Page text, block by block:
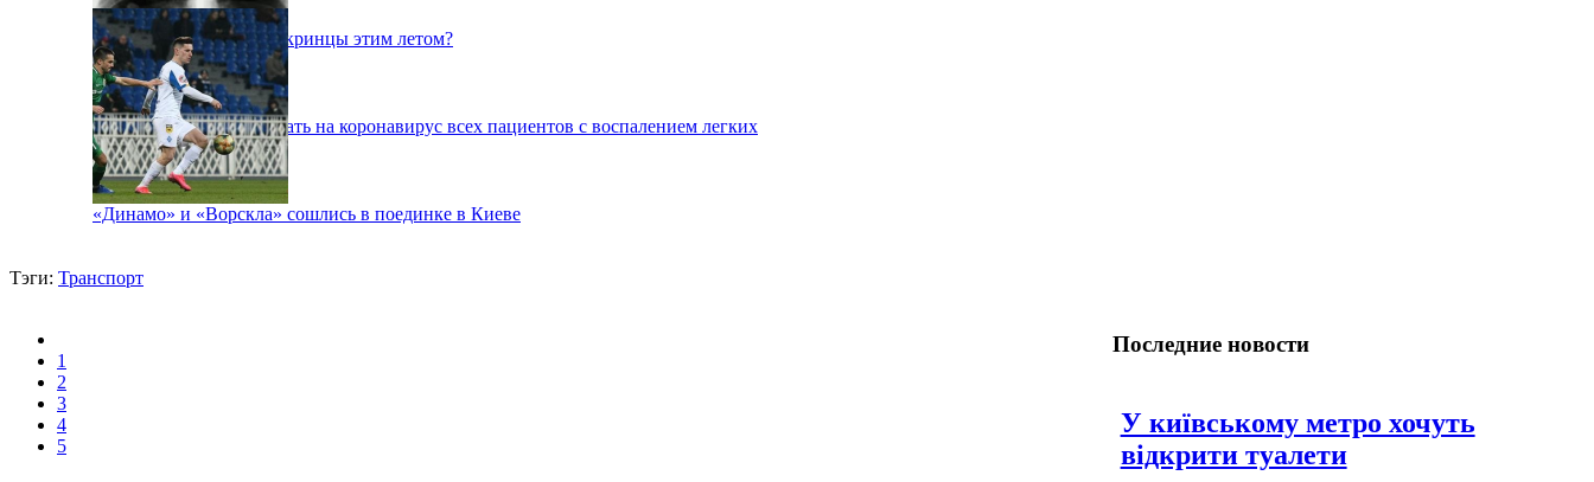
Куда поедут отдыхать укринцы этим летом?
В Киеве будут тестировать на коронавирус всех пациентов с воспалением легких
«Динамо» и «Ворскла» сошлись в поединке в Киеве
Тэги: Транспорт
1
2
3
4
5
Последние новости
У київському метро хочуть
відкрити туалети